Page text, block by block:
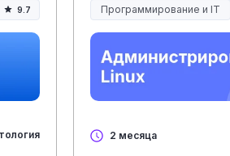
9.7 Программирование и IT
2 месяца